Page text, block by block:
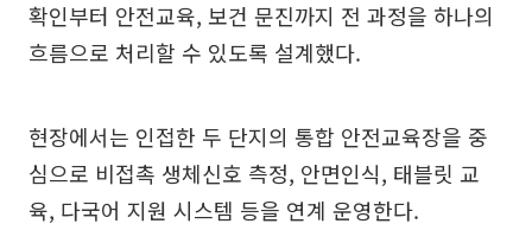
확인부터 안전교육, 보건 문진까지 전 과정을 하나의
흐름으로 처리할 수 있도록 설계했다.
현장에서는 인접한 두 단지의 통합 안전교육장을 중
심으로 비접촉 생체신호 측정, 안면인식, 태블릿 교
육, 다국어 지원 시스템 등을 연계 운영한다.